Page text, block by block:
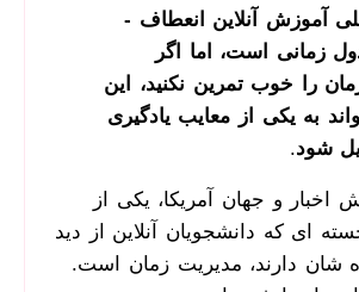
مزیت اصلی آموزش آنلاین انعطاف ­
زمانی است، اما اگر
را خوب تمرین نکنید، این
به یکی از معایب یادگیری
شود.
و جهان آمریکا، یکی از
­ای که دانشجویان آنلاین از دید
­شان دارند، مدیریت زمان است.